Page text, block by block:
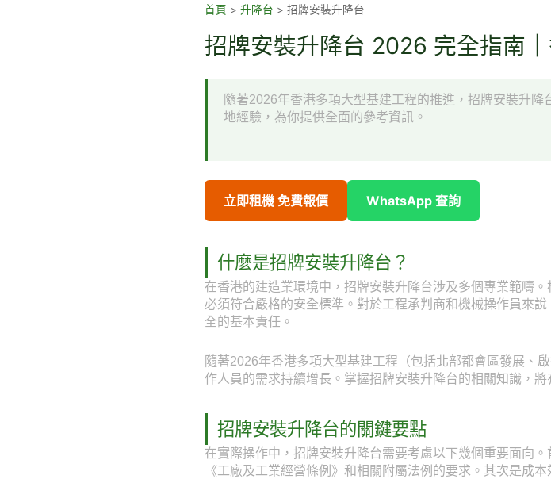
首頁 > 升降台 > 招牌安裝升降台
招牌安裝升降台 2026 完全指南
隨著2026年香港多項大型基建工程的推進，招牌安裝升
地經驗，為你提供全面的參考資訊。
立即租機 免費報價 WhatsApp 查詢
什麼是招牌安裝升降台？
在香港的建造業環境中，招牌安裝升降台涉及多個專業範疇
必須符合嚴格的安全標準。對於工程承判商和機械操作員來
全的基本責任。
隨著2026年香港多項大型基建工程（包括北部都會區發展、
作人員的需求持續增長。掌握招牌安裝升降台的相關知識，
招牌安裝升降台的關鍵要點
在實際操作中，招牌安裝升降台需要考慮以下幾個重要面向
《工廠及工業經營條例》和相關附屬法例的要求。其次是成